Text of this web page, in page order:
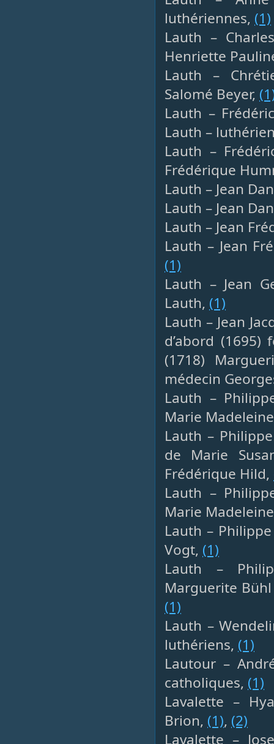
luthériennes, (1)
Lauth –
Henriette
Lauth –
Salomé Beyer,
Lauth –
Lauth –
Lauth –
Frédérique
Lauth – Jean
Lauth – Jean
Lauth – Jean
Lauth – Jean
(1)
Lauth – Jean
Lauth, (1)
Lauth – Jean
d’abord (1695)
(1718)
médecin
Lauth –
Marie
Lauth –
de Marie
Frédérique Hild,
Lauth –
Marie
Lauth –
Vogt, (1)
Lauth –
Marguerite
(1)
Lauth –
luthériens, (1)
Lautour –
catholiques, (1)
Lavalette –
Brion, (1), (2)
Lavalette –